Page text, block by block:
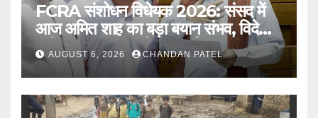
FCRA संशोधन विधेयक 2026: संसद में
आज अमित शाह का बड़ा बयान संभव, विदेशी
फंडिंग पर सरकार करेगी बड़ा फैसला
AUGUST 6, 2026 CHANDAN PATEL